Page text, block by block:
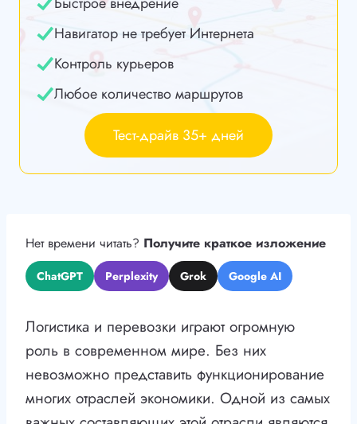
Навигатор не требует Интернета
Контроль курьеров
Любое количество маршрутов
Тест-драйв 35+ дней
Нет времени читать? Получите краткое изложение
ChatGPT Perplexity Grok Google AI
Логистика и перевозки играют огромную
роль в современном мире. Без них
невозможно представить функционирование
многих отраслей экономики. Одной из самых